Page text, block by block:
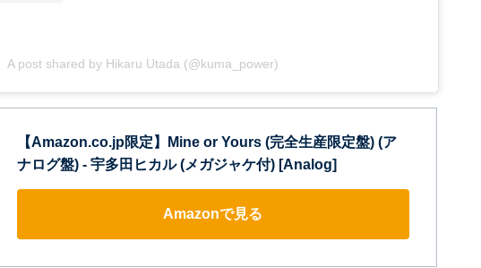
A post shared by Hikaru Utada (@kuma_power)
【Amazon.co.jp限定】Mine or Yours (完全生産限定盤) (ア
ナログ盤) - 宇多田ヒカル (メガジャケ付) [Analog]
Amazonで見る